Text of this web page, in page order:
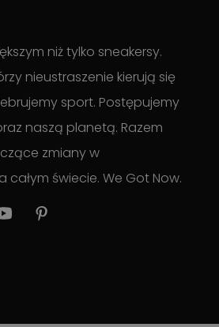
niż tylko sneakersy.
nieustraszenie kierują się
sport. Postępujemy
naszą planetą. Razem
zmiany w
całym świecie. We Got Now.